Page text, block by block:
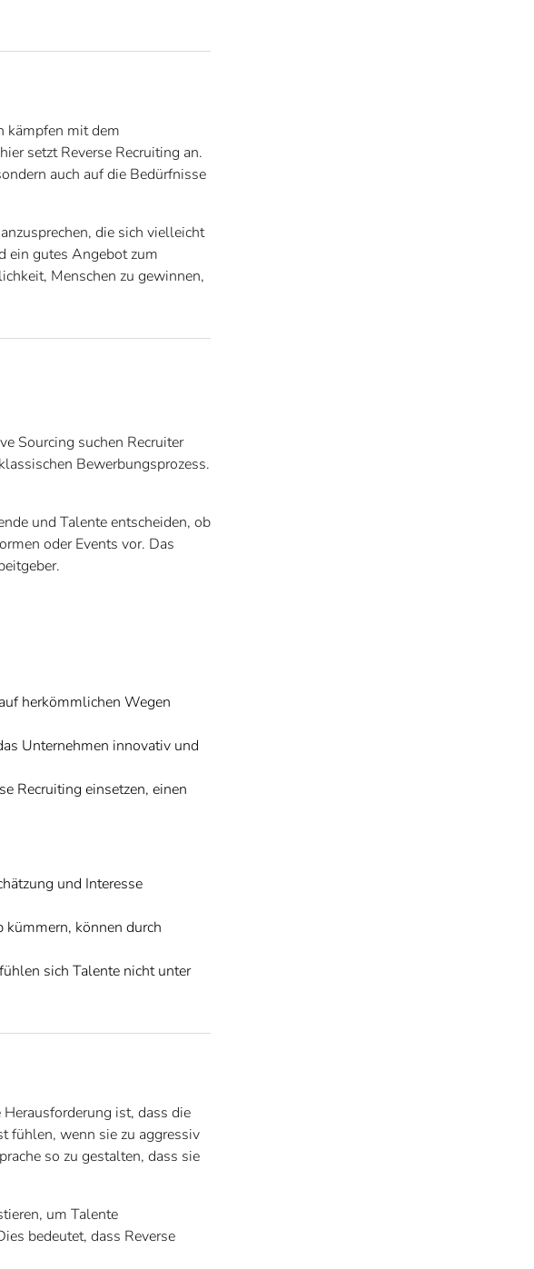
kämpfen mit dem
setzt Reverse Recruiting an.
auch auf die Bedürfnisse
die sich vielleicht
ein gutes Angebot zum
Menschen zu gewinnen,
Sourcing suchen Recruiter
Bewerbungsprozess.
und Talente entscheiden, ob
oder Events vor. Das
herkömmlichen Wegen
Unternehmen innovativ und
Recruiting einsetzen, einen
und Interesse
kümmern, können durch
sich Talente nicht unter
ist, dass die
fühlen, wenn sie zu aggressiv
so zu gestalten, dass sie
um Talente
bedeutet, dass Reverse